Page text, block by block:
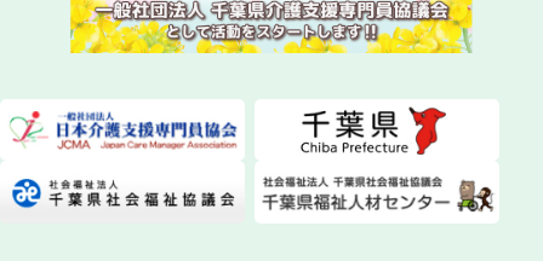
2026.07.28 委員会活動
た！
2026.07.28
第１２０回研修会開催について